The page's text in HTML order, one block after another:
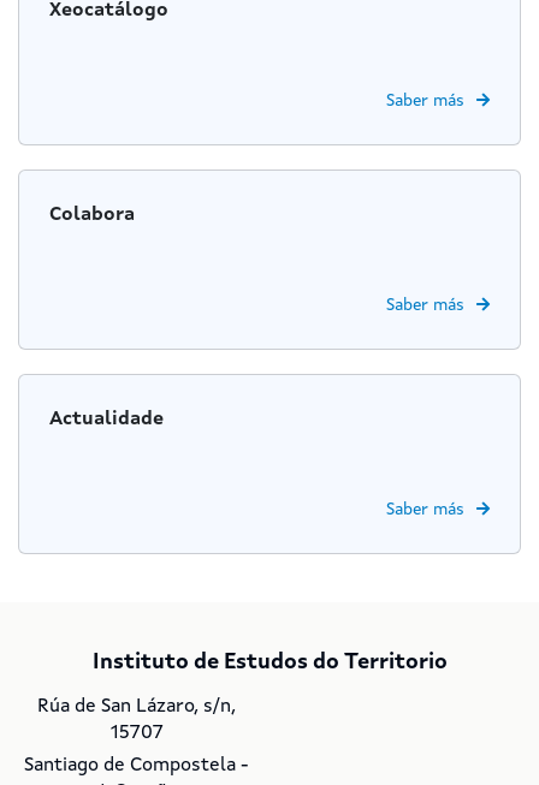
Xeocatálogo
Saber más
Colabora
Saber más
Actualidade
Saber más
Instituto de Estudos do Territorio
Rúa de San Lázaro, s/n,
15707
Santiago de Compostela -